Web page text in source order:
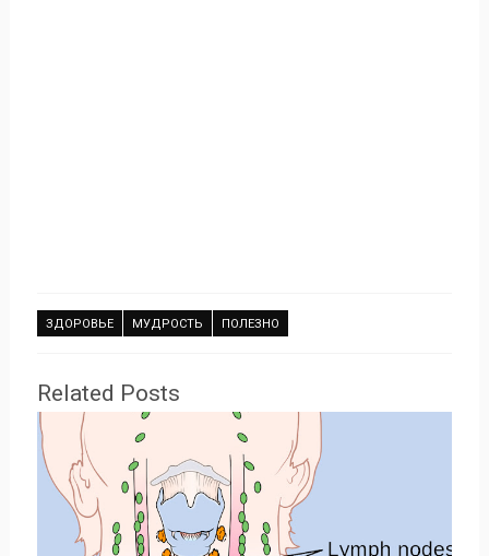
ЗДОРОВЬЕ МУДРОСТЬ ПОЛЕЗНО
Related Posts